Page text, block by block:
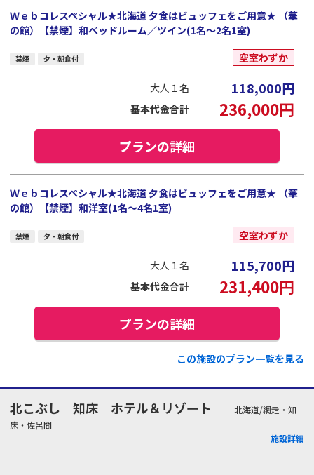
Ｗｅｂコレスペシャル★北海道 夕食はビュッフェをご用意★ （華
の館）【禁煙】和ベッドルーム／ツイン(1名～2名1室)
禁煙 夕・朝食付 空室わずか
大人１名 118,000円
基本代金合計 236,000円
プランの詳細
Ｗｅｂコレスペシャル★北海道 夕食はビュッフェをご用意★ （華
の館）【禁煙】和洋室(1名～4名1室)
禁煙 夕・朝食付 空室わずか
大人１名 115,700円
基本代金合計 231,400円
プランの詳細
この施設のプラン一覧を見る
北こぶし 知床 ホテル＆リゾート
北海道/網走・知
床・佐呂間
施設詳細